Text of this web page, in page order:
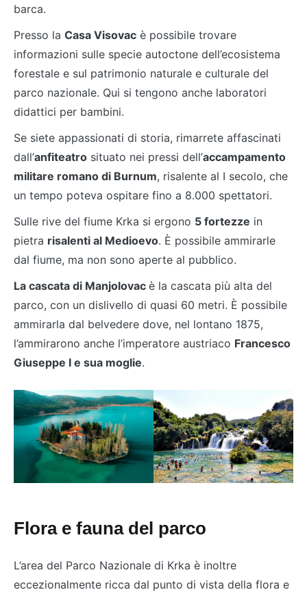
barca.
Presso la Casa Visovac è possibile trovare
informazioni sulle specie autoctone dell’ecosistema
forestale e sul patrimonio naturale e culturale del
parco nazionale. Qui si tengono anche laboratori
didattici per bambini.
Se siete appassionati di storia, rimarrete affascinati
dall’anfiteatro situato nei pressi dell’accampamento
militare romano di Burnum, risalente al I secolo, che
un tempo poteva ospitare fino a 8.000 spettatori.
Sulle rive del fiume Krka si ergono 5 fortezze in
pietra risalenti al Medioevo. È possibile ammirarle
dal fiume, ma non sono aperte al pubblico.
La cascata di Manjolovac è la cascata più alta del
parco, con un dislivello di quasi 60 metri. È possibile
ammirarla dal belvedere dove, nel lontano 1875,
l’ammirarono anche l’imperatore austriaco Francesco
Giuseppe I e sua moglie.
Flora e fauna del parco
L’area del Parco Nazionale di Krka è inoltre
eccezionalmente ricca dal punto di vista della flora e